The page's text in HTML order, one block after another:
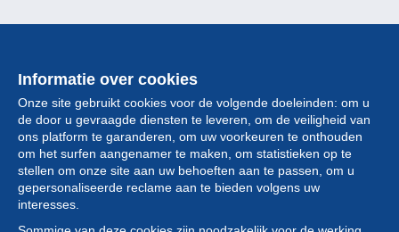
Informatie over cookies
Onze site gebruikt cookies voor de volgende doeleinden: om u
de door u gevraagde diensten te leveren, om de veiligheid van
ons platform te garanderen, om uw voorkeuren te onthouden
om het surfen aangenamer te maken, om statistieken op te
stellen om onze site aan uw behoeften aan te passen, om u
gepersonaliseerde reclame aan te bieden volgens uw
interesses.
Collectie